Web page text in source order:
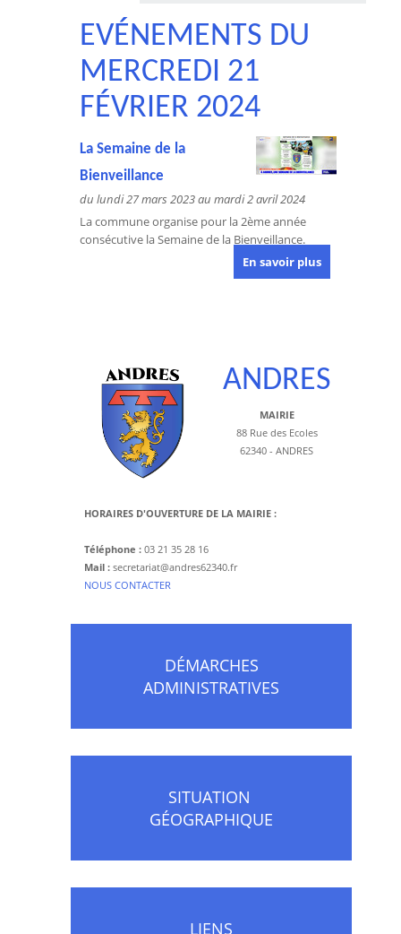
EVÉNEMENTS DU
MERCREDI 21
FÉVRIER 2024
La Semaine de la
Bienveillance
du lundi 27 mars 2023 au mardi 2 avril 2024
La commune organise pour la 2ème année
consécutive la Semaine de la Bienveillance.
En savoir plus
ANDRES
MAIRIE
88 Rue des Ecoles
62340 - ANDRES
HORAIRES D'OUVERTURE DE LA MAIRIE :
Téléphone : 03 21 35 28 16
Mail : secretariat@andres62340.fr
​NOUS CONTACTER
DÉMARCHES
ADMINISTRATIVES
SITUATION
GÉOGRAPHIQUE
LIENS